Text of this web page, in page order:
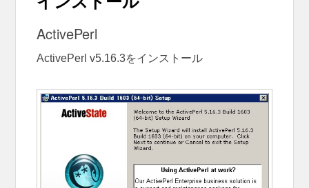
ActivePerl
ActivePerl v5.16.3をインストール